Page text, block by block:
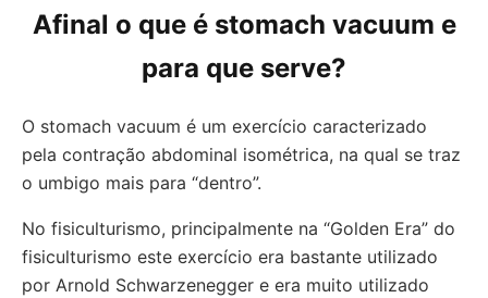
Afinal o que é stomach vacuum e
para que serve?
O stomach vacuum é um exercício caracterizado
pela contração abdominal isométrica, na qual se traz
o umbigo mais para “dentro”.
No fisiculturismo, principalmente na “Golden Era” do
fisiculturismo este exercício era bastante utilizado
por Arnold Schwarzenegger e era muito utilizado